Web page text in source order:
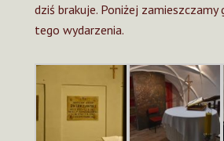
dziś brakuje. Poniżej zamieszczamy
tego wydarzenia.